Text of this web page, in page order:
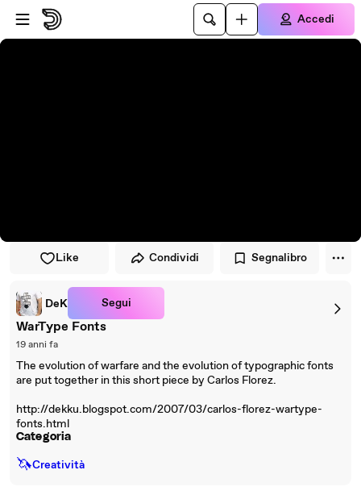
Vai al lettore
Passa al contenuto principale
Accedi
Like Condividi Segnalibro
DeK Segui
WarType Fonts
19 anni fa
The evolution of warfare and the evolution of typographic fonts
are put together in this short piece by Carlos Florez.
http://dekku.blogspot.com/2007/03/carlos-florez-wartype-
fonts.html
Categoria
🦄Creatività